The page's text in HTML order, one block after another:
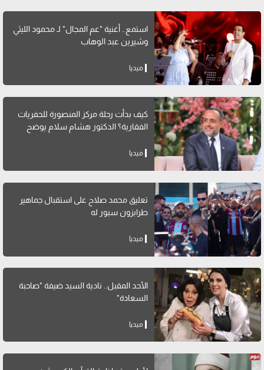
استمع.. أغنية "عم المجال" لـ محمود الليثي
وشيرين عبد الوهاب
ميديا
كيف بدأت رحلة مركز المنصورة للحفريات
الفقارية؟ الدكتور هشام سلام يوضح
ميديا
تعليق محمد صلاح على استقبال جماهير
طرابزون سبور له
ميديا
الأحد المقبل.. نادية السيد ضيفة "صاحبة
السعادة"
ميديا